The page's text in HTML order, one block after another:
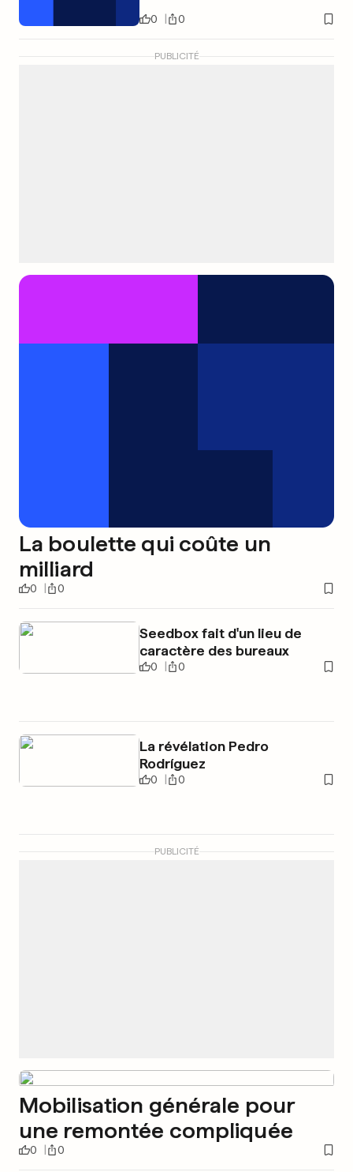
0 0
PUBLICITÉ
La boulette qui coûte un
milliard
0 0
Seedbox fait d'un lieu de
caractère des bureaux
0 0
La révélation Pedro
Rodríguez
0 0
PUBLICITÉ
Mobilisation générale pour
une remontée compliquée
0 0